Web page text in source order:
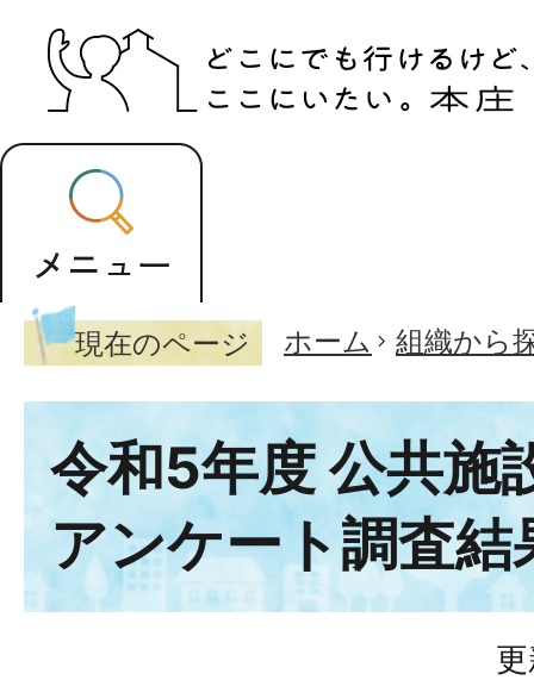
現在のページ ホーム 組織から
令和5年度 公共施
アンケート調査結